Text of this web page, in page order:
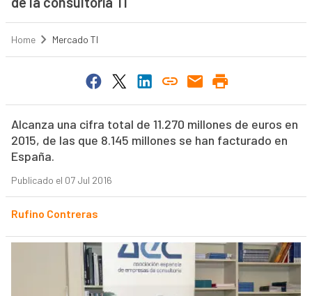
Home Mercado TI
Alcanza una cifra total de 11.270 millones de euros en
2015, de las que 8.145 millones se han facturado en
España.
Publicado el 07 Jul 2016
Rufino Contreras